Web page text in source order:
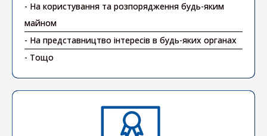
- На користування та розпорядження будь-яким
майном
- На представництво інтересів в будь-яких органах
- Тощо